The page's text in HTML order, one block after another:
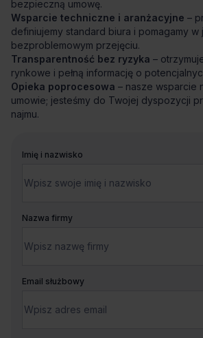
bezpieczną umowę.
Wsparcie techniczne i aranżacyjne –
definiujemy standard biura i pomagamy w
bezproblemowym przejęciu.
Transparentność bez ryzyka –
rynkowe i pełną informację o
Opieka poprocesowa – nasze wsparcie
umowie; jesteśmy do Twojej dyspozycji
najmu.
Imię i nazwisko
Nazwa firmy
Email służbowy